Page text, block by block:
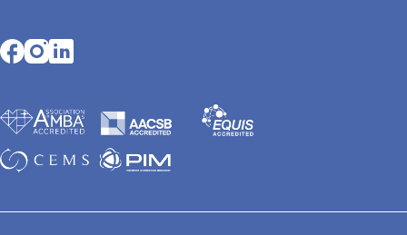
Opens in a new tab
Opens in a new tab
Opens in a new tab